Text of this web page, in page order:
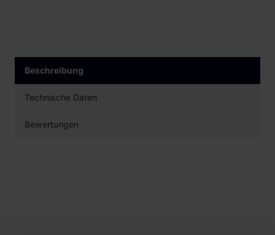
Beschreibung
Technische Daten
Bewertungen